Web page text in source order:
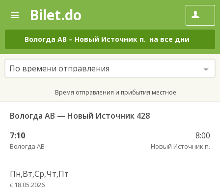
—
Поиск
и
покупка
билетов
на
автобус
онлайн
Bilet.do
Вологда АВ – Новый Источник п. на все дни
По времени отправления
Время отправления и прибытия местное
Вологда АВ — Новый Источник 428
7:10
Вологда АВ
8:00
Новый Источник п.
Пн,Вт,Ср,Чт,Пт
с 18.05.2026